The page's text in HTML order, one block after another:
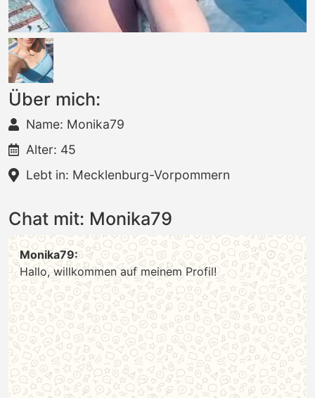
Über mich:
Name: Monika79
Alter: 45
Lebt in: Mecklenburg-Vorpommern
Chat mit: Monika79
Monika79:
Hallo, willkommen auf meinem Profil!